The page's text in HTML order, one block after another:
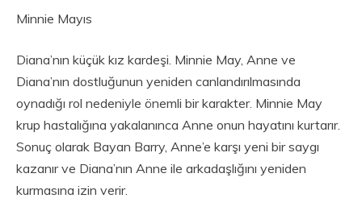
Minnie Mayıs
Diana’nın küçük kız kardeşi. Minnie May, Anne ve
Diana’nın dostluğunun yeniden canlandırılmasında
oynadığı rol nedeniyle önemli bir karakter. Minnie May
krup hastalığına yakalanınca Anne onun hayatını kurtarır.
Sonuç olarak Bayan Barry, Anne’e karşı yeni bir saygı
kazanır ve Diana’nın Anne ile arkadaşlığını yeniden
kurmasına izin verir.